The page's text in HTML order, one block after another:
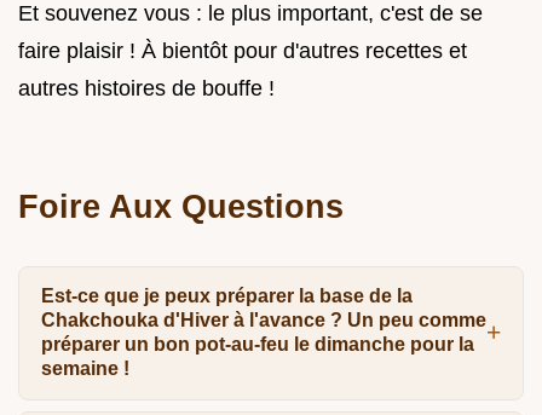
Et souvenez vous : le plus important, c'est de se
faire plaisir ! À bientôt pour d'autres recettes et
autres histoires de bouffe !
Foire Aux Questions
Est-ce que je peux préparer la base de la
Chakchouka d'Hiver à l'avance ? Un peu comme
préparer un bon pot-au-feu le dimanche pour la
semaine !